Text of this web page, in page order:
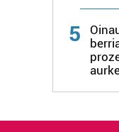
5